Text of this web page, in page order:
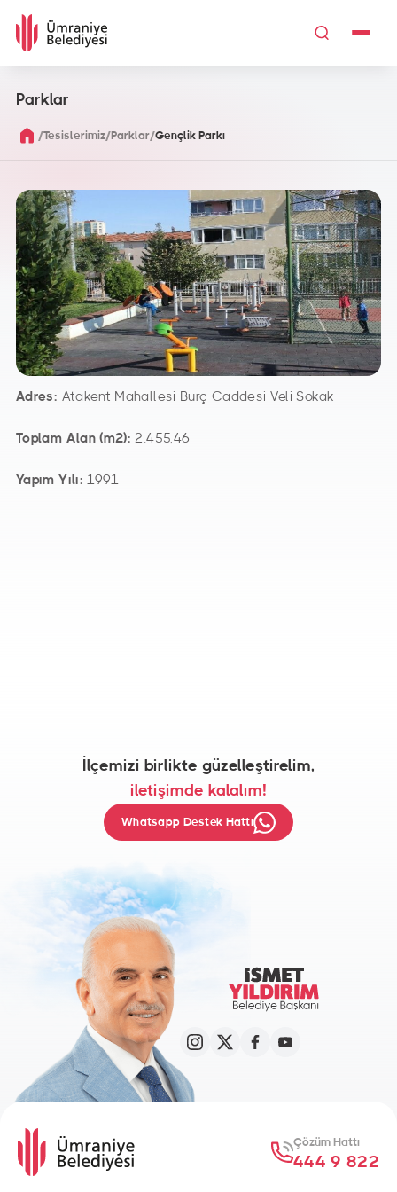
Parklar
/Tesislerimiz/Parklar/Gençlik Parkı
Adres: Atakent Mahallesi Burç Caddesi Veli Sokak
Toplam Alan (m2):2.455,46
Yapım Yılı:1991
İlçemizi birlikte güzelleştirelim,
iletişimde kalalım!
Whatsapp Destek Hattı
Çözüm Hattı
444 9 822